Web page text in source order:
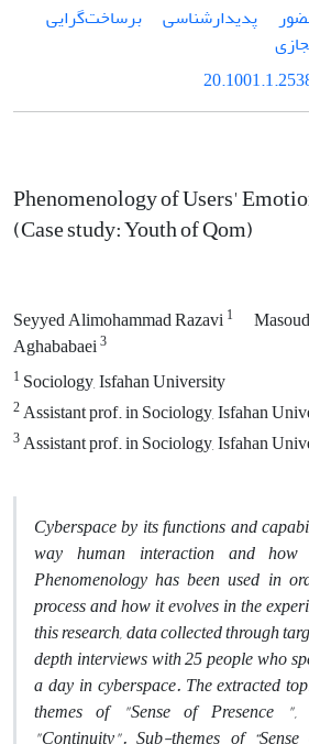
پدیدارشناسی
برساخت‌گرایی
Phenomenology of Users'
(Case study: Youth of Qom)
Seyyed Alimohammad Razavi1
Aghababaei3
1 Sociology, Isfahan University
2Assistant prof. in Sociology, Isfahan
3Assistant prof. in Sociology, Isfahan
Cyberspace by its functions and
way human interaction and how
Phenomenology has been used in
process and how it evolves in the
this research, data collected through
depth interviews with 25 people who
a day in cyberspace. The extracted
themes of "Sense of Presence